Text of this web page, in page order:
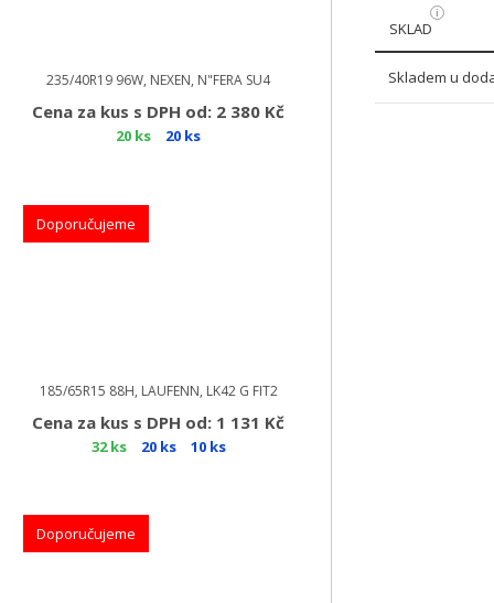
235/40R19 96W, NEXEN, N"FERA SU4
Cena za kus s DPH od: 2 380 Kč
20 ks 20 ks
Doporučujeme
185/65R15 88H, LAUFENN, LK42 G FIT2
Cena za kus s DPH od: 1 131 Kč
32 ks 20 ks 10 ks
Doporučujeme
SKLAD
Skladem u